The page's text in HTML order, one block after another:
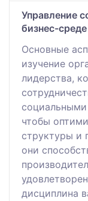
Управление
бизнес-среде
Основные
изучение
лидерства,
чтобы
структуры и
они
дисциплина